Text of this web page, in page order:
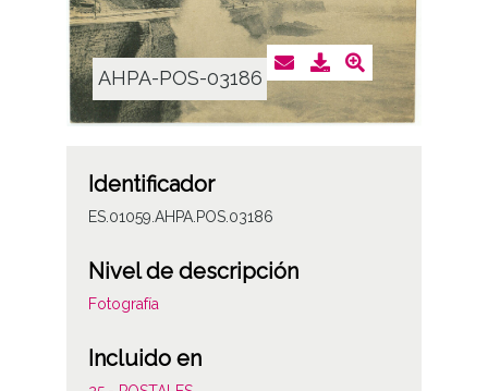
AHPA-POS-03186
Identificador
ES.01059.AHPA.POS.03186
Nivel de descripción
Fotografía
Incluido en